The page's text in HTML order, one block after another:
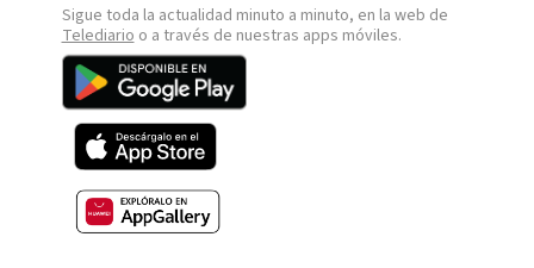
Sigue toda la actualidad minuto a minuto, en la web de
Telediarioo a través de nuestras apps móviles.